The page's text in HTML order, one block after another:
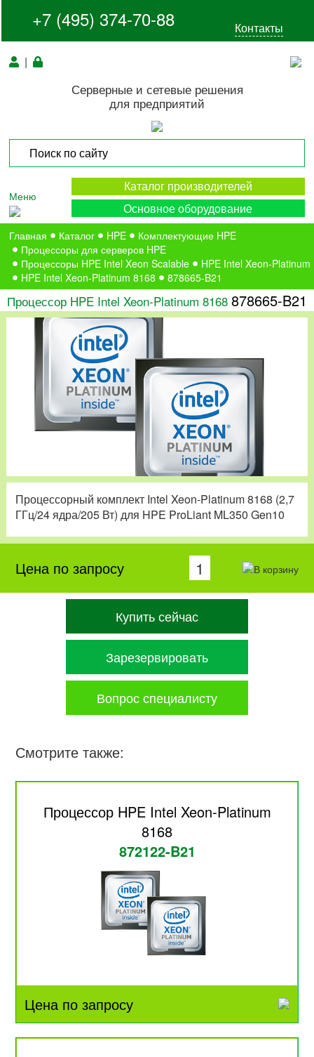
+7 (495) 374-70-88 Контакты
|
Серверные и сетевые решения
для предприятий
Меню
Каталог производителей
Основное оборудование
Главная Каталог HPE
Комплектующие HPE
Процессоры для серверов HPE
Процессоры HPE Intel Xeon Scalable
HPE Intel Xeon-Platinum
HPE Intel Xeon-Platinum 8168
878665-B21
Процессор HPE Intel Xeon-Platinum 8168 878665-B21
Процессорный комплект Intel Xeon-Platinum 8168 (2,7
ГГц/24 ядра/205 Вт) для HPE ProLiant ML350 Gen10
Цена по запросу
Купить сейчас
Зарезервировать
Вопрос специалисту
Смотрите также:
Процессор HPE Intel Xeon-Platinum
8168
872122-B21
Цена по запросу